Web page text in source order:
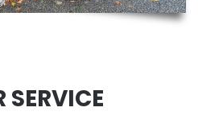
SERVICE